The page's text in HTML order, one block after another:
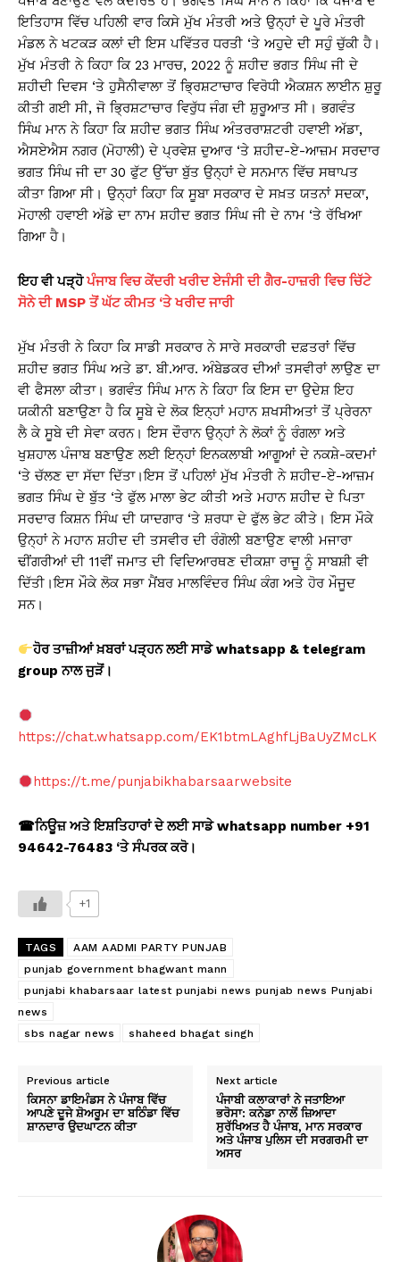
ਇਤਿਹਾਸ ਵਿੱਚ ਪਹਿਲੀ ਵਾਰ ਕਿਸੇ ਮੁੱਖ ਮੰਤਰੀ ਅਤੇ ਉਨ੍ਹਾਂ ਦੇ ਪੂਰੇ ਮੰਤਰੀ
ਮੰਡਲ ਨੇ ਖਟਕੜ ਕਲਾਂ ਦੀ ਇਸ ਪਵਿੱਤਰ ਧਰਤੀ ‘ਤੇ ਅਹੁਦੇ ਦੀ ਸਹੁੰ ਚੁੱਕੀ ਹੈ।
ਮੁੱਖ ਮੰਤਰੀ ਨੇ ਕਿਹਾ ਕਿ 23 ਮਾਰਚ, 2022 ਨੂੰ ਸ਼ਹੀਦ ਭਗਤ ਸਿੰਘ ਜੀ ਦੇ
ਸ਼ਹੀਦੀ ਦਿਵਸ ‘ਤੇ ਹੁਸੈਨੀਵਾਲਾ ਤੋਂ ਭ੍ਰਿਸ਼ਟਾਚਾਰ ਵਿਰੋਧੀ ਐਕਸ਼ਨ ਲਾਈਨ ਸ਼ੁਰੂ
ਕੀਤੀ ਗਈ ਸੀ, ਜੋ ਭ੍ਰਿਸ਼ਟਾਚਾਰ ਵਿਰੁੱਧ ਜੰਗ ਦੀ ਸ਼ੁਰੂਆਤ ਸੀ। ਭਗਵੰਤ
ਸਿੰਘ ਮਾਨ ਨੇ ਕਿਹਾ ਕਿ ਸ਼ਹੀਦ ਭਗਤ ਸਿੰਘ ਅੰਤਰਰਾਸ਼ਟਰੀ ਹਵਾਈ ਅੱਡਾ,
ਐਸਏਐਸ ਨਗਰ (ਮੋਹਾਲੀ) ਦੇ ਪ੍ਰਵੇਸ਼ ਦੁਆਰ ‘ਤੇ ਸ਼ਹੀਦ-ਏ-ਆਜ਼ਮ ਸਰਦਾਰ
ਭਗਤ ਸਿੰਘ ਜੀ ਦਾ 30 ਫੁੱਟ ਉੱਚਾ ਬੁੱਤ ਉਨ੍ਹਾਂ ਦੇ ਸਨਮਾਨ ਵਿੱਚ ਸਥਾਪਤ
ਕੀਤਾ ਗਿਆ ਸੀ। ਉਨ੍ਹਾਂ ਕਿਹਾ ਕਿ ਸੂਬਾ ਸਰਕਾਰ ਦੇ ਸਖ਼ਤ ਯਤਨਾਂ ਸਦਕਾ,
ਮੋਹਾਲੀ ਹਵਾਈ ਅੱਡੇ ਦਾ ਨਾਮ ਸ਼ਹੀਦ ਭਗਤ ਸਿੰਘ ਜੀ ਦੇ ਨਾਮ ‘ਤੇ ਰੱਖਿਆ
ਗਿਆ ਹੈ।
ਇਹ ਵੀ ਪੜ੍ਹੋਪੰਜਾਬ ਵਿਚ ਕੇਂਦਰੀ ਖਰੀਦ ਏਜੰਸੀ ਦੀ ਗੈਰ-ਹਾਜ਼ਰੀ ਵਿਚ ਚਿੱਟੇ
ਸੋਨੇ ਦੀ MSP ਤੋਂ ਘੱਟ ਕੀਮਤ ‘ਤੇ ਖਰੀਦ ਜਾਰੀ
ਮੁੱਖ ਮੰਤਰੀ ਨੇ ਕਿਹਾ ਕਿ ਸਾਡੀ ਸਰਕਾਰ ਨੇ ਸਾਰੇ ਸਰਕਾਰੀ ਦਫ਼ਤਰਾਂ ਵਿੱਚ
ਸ਼ਹੀਦ ਭਗਤ ਸਿੰਘ ਅਤੇ ਡਾ. ਬੀ.ਆਰ. ਅੰਬੇਡਕਰ ਦੀਆਂ ਤਸਵੀਰਾਂ ਲਾਉਣ ਦਾ
ਵੀ ਫੈਸਲਾ ਕੀਤਾ। ਭਗਵੰਤ ਸਿੰਘ ਮਾਨ ਨੇ ਕਿਹਾ ਕਿ ਇਸ ਦਾ ਉਦੇਸ਼ ਇਹ
ਯਕੀਨੀ ਬਣਾਉਣਾ ਹੈ ਕਿ ਸੂਬੇ ਦੇ ਲੋਕ ਇਨ੍ਹਾਂ ਮਹਾਨ ਸ਼ਖਸੀਅਤਾਂ ਤੋਂ ਪ੍ਰੇਰਨਾ
ਲੈ ਕੇ ਸੂਬੇ ਦੀ ਸੇਵਾ ਕਰਨ। ਇਸ ਦੌਰਾਨ ਉਨ੍ਹਾਂ ਨੇ ਲੋਕਾਂ ਨੂੰ ਰੰਗਲਾ ਅਤੇ
ਖੁਸ਼ਹਾਲ ਪੰਜਾਬ ਬਣਾਉਣ ਲਈ ਇਨ੍ਹਾਂ ਇਨਕਲਾਬੀ ਆਗੂਆਂ ਦੇ ਨਕਸ਼ੇ-ਕਦਮਾਂ
‘ਤੇ ਚੱਲਣ ਦਾ ਸੱਦਾ ਦਿੱਤਾ।ਇਸ ਤੋਂ ਪਹਿਲਾਂ ਮੁੱਖ ਮੰਤਰੀ ਨੇ ਸ਼ਹੀਦ-ਏ-ਆਜ਼ਮ
ਭਗਤ ਸਿੰਘ ਦੇ ਬੁੱਤ ‘ਤੇ ਫੁੱਲ ਮਾਲਾ ਭੇਟ ਕੀਤੀ ਅਤੇ ਮਹਾਨ ਸ਼ਹੀਦ ਦੇ ਪਿਤਾ
ਸਰਦਾਰ ਕਿਸ਼ਨ ਸਿੰਘ ਦੀ ਯਾਦਗਾਰ ‘ਤੇ ਸ਼ਰਧਾ ਦੇ ਫੁੱਲ ਭੇਟ ਕੀਤੇ। ਇਸ ਮੌਕੇ
ਉਨ੍ਹਾਂ ਨੇ ਮਹਾਨ ਸ਼ਹੀਦ ਦੀ ਤਸਵੀਰ ਦੀ ਰੰਗੋਲੀ ਬਣਾਉਣ ਵਾਲੀ ਮਜਾਰਾ
ਢੀਂਗਰੀਆਂ ਦੀ 11ਵੀਂ ਜਮਾਤ ਦੀ ਵਿਦਿਆਰਥਣ ਦੀਕਸ਼ਾ ਰਾਜੂ ਨੂੰ ਸਾਬਸ਼ੀ ਵੀ
ਦਿੱਤੀ।ਇਸ ਮੌਕੇ ਲੋਕ ਸਭਾ ਮੈਂਬਰ ਮਾਲਵਿੰਦਰ ਸਿੰਘ ਕੰਗ ਅਤੇ ਹੋਰ ਮੌਜੂਦ
ਸਨ।
ਹੋਰ ਤਾਜ਼ੀਆਂ ਖ਼ਬਰਾਂ ਪੜ੍ਹਨ ਲਈ ਸਾਡੇ whatsapp & telegram
groupਨਾਲ ਜੁੜੋਂ।
https://chat.whatsapp.com/EK1btmLAghfLjBaUyZMcLK
https://t.me/punjabikhabarsaarwebsite
☎ਨਿਊਜ਼ ਅਤੇ ਇਸ਼ਤਿਹਾਰਾਂ ਦੇ ਲਈ ਸਾਡੇ whatsapp number +91
94642-76483 ‘ਤੇ ਸੰਪਰਕ ਕਰੋ।
+1
TAGS
AAM AADMI PARTY PUNJAB
punjab government bhagwant mann
punjabi khabarsaar latest punjabi news punjab news Punjabi
news
sbs nagar news
shaheed bhagat singh
Previous article
ਕਿਸਨਾ ਡਾਇਮੰਡਸ ਨੇ ਪੰਜਾਬ ਵਿੱਚ
ਆਪਣੇ ਦੂਜੇ ਸ਼ੋਅਰੂਮ ਦਾ ਬਠਿੰਡਾ ਵਿੱਚ
ਸ਼ਾਨਦਾਰ ਉਦਘਾਟਨ ਕੀਤਾ
Next article
ਪੰਜਾਬੀ ਕਲਾਕਾਰਾਂ ਨੇ ਜਤਾਇਆ
ਭਰੋਸਾ: ਕਨੇਡਾ ਨਾਲੋਂ ਜ਼ਿਆਦਾ
ਸੁਰੱਖਿਅਤ ਹੈ ਪੰਜਾਬ, ਮਾਨ ਸਰਕਾਰ
ਅਤੇ ਪੰਜਾਬ ਪੁਲਿਸ ਦੀ ਸਰਗਰਮੀ ਦਾ
ਅਸਰ